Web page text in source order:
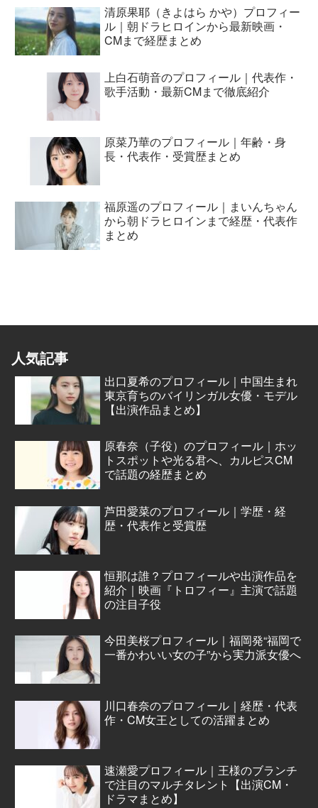
清原果耶（きよはら かや）プロフィー
ル｜朝ドラヒロインから最新映画・
CMまで経歴まとめ
上白石萌音のプロフィール｜代表作・
歌手活動・最新CMまで徹底紹介
原菜乃華のプロフィール｜年齢・身
長・代表作・受賞歴まとめ
福原遥のプロフィール｜まいんちゃん
から朝ドラヒロインまで経歴・代表作
まとめ
人気記事
出口夏希のプロフィール｜中国生まれ
東京育ちのバイリンガル女優・モデル
【出演作品まとめ】
原春奈（子役）のプロフィール｜ホッ
トスポットや光る君へ、カルピスCM
で話題の経歴まとめ
芦田愛菜のプロフィール｜学歴・経
歴・代表作と受賞歴
恒那は誰？プロフィールや出演作品を
紹介｜映画『トロフィー』主演で話題
の注目子役
今田美桜プロフィール｜福岡発“福岡で
一番かわいい女の子”から実力派女優へ
川口春奈のプロフィール｜経歴・代表
作・CM女王としての活躍まとめ
速瀬愛プロフィール｜王様のブランチ
で注目のマルチタレント【出演CM・
ドラマまとめ】